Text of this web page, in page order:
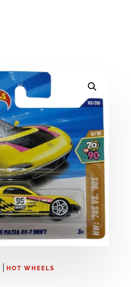
HOT WHEELS